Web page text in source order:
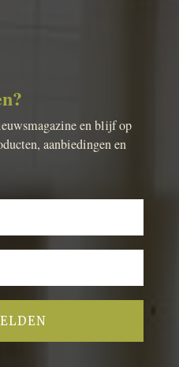
en blijf op
aanbiedingen en